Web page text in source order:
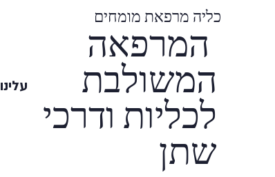
עלינו
כליה מרפאת מומחים
המרפאה
המשולבת
לכליות ודרכי
שתן